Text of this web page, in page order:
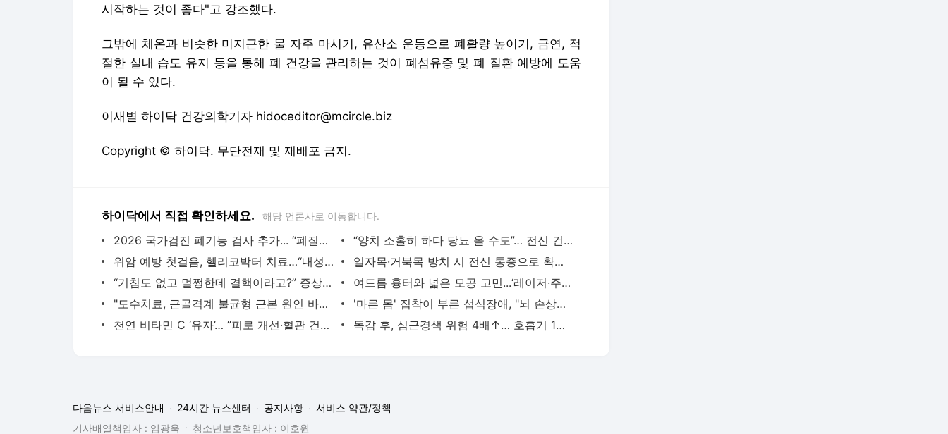
시작하는 것이 좋다"고 강조했다.
그밖에 체온과 비슷한 미지근한 물 자주 마시기, 유산소 운동으로 폐활량 높이기, 금연, 적
절한 실내 습도 유지 등을 통해 폐 건강을 관리하는 것이 폐섬유증 및 폐 질환 예방에 도움
이 될 수 있다.
이새별 하이닥 건강의학기자 hidoceditor@mcircle.biz
Copyright © 하이닥. 무단전재 및 재배포 금지.
하이닥에서 직접 확인하세요. 해당 언론사로 이동합니다.
2026 국가검진 폐기능 검사 추가... “폐질환, 진단보다 조기 발견 중요” - 하이닥
“양치 소홀히 하다 당뇨 올 수도”… 전신 건강 지키는 올바른 구강 관리법은? - 하이닥
위암 예방 첫걸음, 헬리코박터 치료…“내성 검사부터 시행해야” - 하이닥
일자목·거북목 방치 시 전신 통증으로 확대.. 진단·치료법은? - 하이닥
“기침도 없고 멀쩡한데 결핵이라고?” 증상 없어도 검사 필요한 이유 - 하이닥
여드름 흉터와 넓은 모공 고민...‘레이저·주사 병합 치료’로 해결 - 하이닥
"도수치료, 근골격계 불균형 근본 원인 바로잡는 ‘비수술 치료의 꽃’” - 하이닥
'마른 몸' 집착이 부른 섭식장애, "뇌 손상까지 온다"...증상과 치료법은? - 하이닥
천연 비타민 C ‘유자’… ”피로 개선·혈관 건강·항산화까지” 섭취법은? [과일톡(Talk)] - 하이
독감 후, 심근경색 위험 4배↑… 호흡기 1차 저지선 '코'를 지켜야 - 하이닥
다음뉴스 서비스안내 24시간 뉴스센터 공지사항
서비스 약관/정책
기사배열책임자 : 임광욱
청소년보호책임자 : 이호원